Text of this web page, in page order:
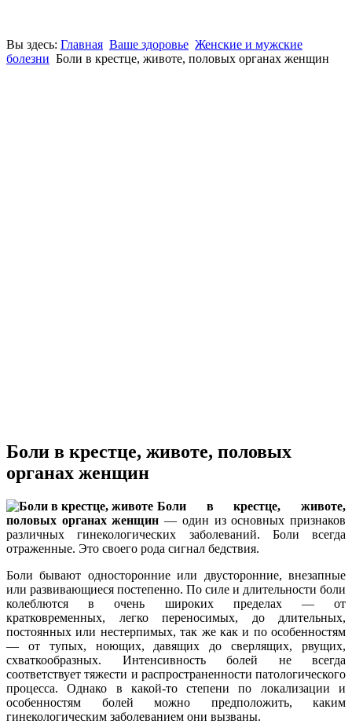
Вы здесь: Главная Ваше здоровье Женские и мужские
болезни Боли в крестце, животе, половых органах женщин
Боли в крестце, животе, половых
органах женщин
Боли в крестце, животе,
половых органах женщин — один из основных признаков
различных гинекологических заболеваний. Боли всегда
отраженные. Это своего рода сигнал бедствия.
Боли бывают односторонние или двусторонние, внезапные
или развивающиеся постепенно. По силе и длительности боли
колеблются в очень широких пределах — от
кратковременных, легко переносимых, до длительных,
постоянных или нестерпимых, так же как и по особенностям
— от тупых, ноющих, давящих до сверлящих, рвущих,
схваткообразных. Интенсивность болей не всегда
соответствует тяжести и распространенности патологического
процесса. Однако в какой-то степени по локализации и
особенностям болей можно предположить, каким
гинекологическим заболеванием они вызваны.